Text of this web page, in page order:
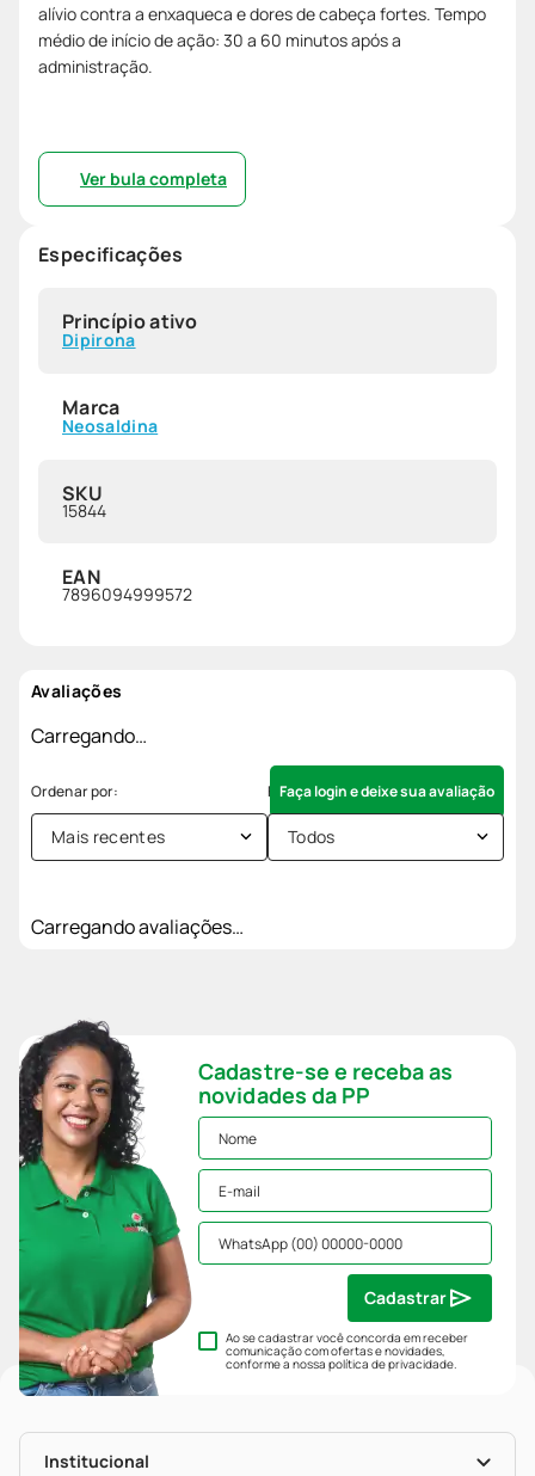
alívio contra a enxaqueca e dores de cabeça fortes. Tempo
médio de início de ação: 30 a 60 minutos após a
administração.
Ver bula completa
Especificações
Princípio ativo
Dipirona
Marca
Neosaldina
SKU
15844
EAN
7896094999572
Avaliações
Carregando…
Faça login e deixe sua avaliação
Mais recentes Todos
Carregando avaliações…
Cadastre-se e receba as
novidades da PP
Ao se cadastrar você concorda em receber
comunicação com ofertas e novidades,
conforme a nossapolítica de privacidade.
Cadastrar
Institucional